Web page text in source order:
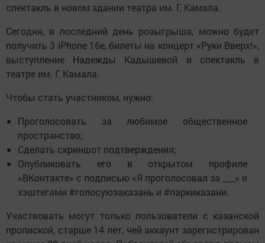
спектакль в новом здании театра им. Г. Камала.
Сегодня, в последний день розыгрыша, можно будет
получить 3 iPhone 16e, билеты на концерт «Руки Вверх!»,
выступление Надежды Кадышевой и спектакль в
театре им. Г. Камала.
Чтобы стать участником, нужно:
Проголосовать за любимое общественное
пространство;
Сделать скриншот подтверждения;
Опубликовать его в открытом профиле
«ВКонтакте» с подписью «Я проголосовал за ___» и
хэштегами #голосуюзаказань и #паркиказани.
Участвовать могут только пользователи с казанской
пропиской, старше 14 лет, чей аккаунт зарегистрирован